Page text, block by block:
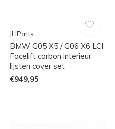
JHParts
BMW G05 X5 / G06 X6 LCI
Facelift carbon interieur
lijsten cover set
€949,95